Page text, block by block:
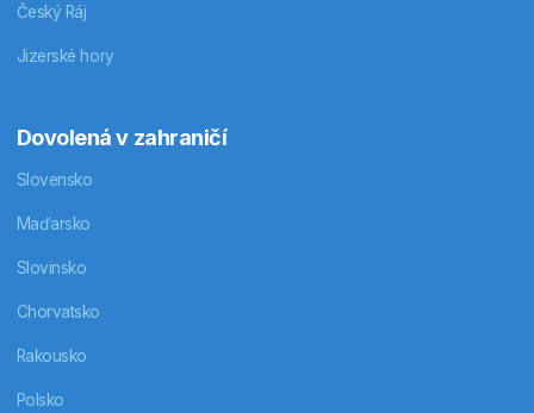
Český Ráj
Jizerské hory
Dovolená v zahraničí
Slovensko
Maďarsko
Slovinsko
Chorvatsko
Rakousko
Polsko